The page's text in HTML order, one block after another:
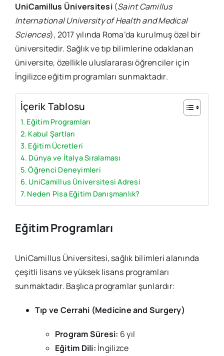
UniCamillus Üniversitesi(Saint Camillus
International University of Health and Medical
Sciences), 2017 yılında Roma’da kurulmuş özel bir
üniversitedir. Sağlık ve tıp bilimlerine odaklanan
üniversite, özellikle uluslararası öğrenciler için
İngilizce eğitim programları sunmaktadır.
İçerik Tablosu
Eğitim Programları
Kabul Şartları
Eğitim Ücretleri
Dünya ve İtalya Sıralaması
Öğrenci Deneyimleri
UniCamillus Üniversitesi Adresi
Neden Pisa Eğitim Danışmanlık?
Eğitim Programları
UniCamillus Üniversitesi, sağlık bilimleri alanında
çeşitli lisans ve yüksek lisans programları
sunmaktadır. Başlıca programlar şunlardır:
Tıp ve Cerrahi (Medicine and Surgery)
Program Süresi: 6 yıl
Eğitim Dili: İngilizce